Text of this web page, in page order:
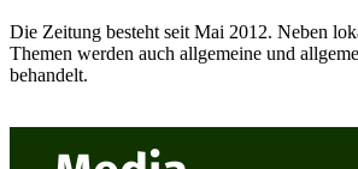
Die Zeitung besteht seit Mai 2012. Neben
Themen werden auch allgemeine und
behandelt.